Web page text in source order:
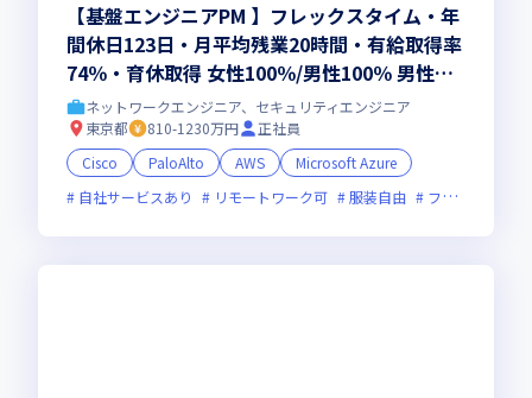
【基盤エンジニアPM 】フレックスタイム・年
間休日123日・月平均残業20時間・有給取得率
74％・育休取得 女性100％/男性100％ 男性の
育休取得平均日数98.1日！
ネットワークエンジニア、セキュリティエンジニア
東京都
810-1230万円
正社員
Cisco
PaloAlto AWS
Microsoft Azure
自社サービスあり
リモートワーク可 服装自由 フレックス制度あり